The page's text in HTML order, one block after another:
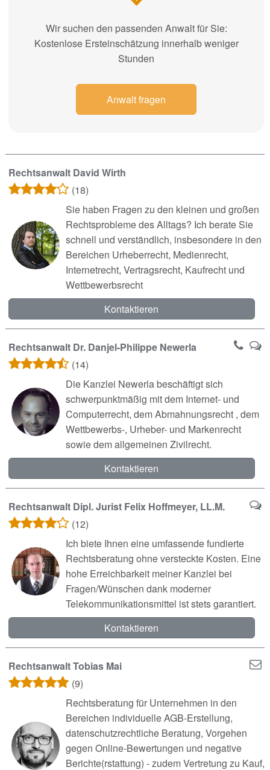
Wir suchen den passenden Anwalt für Sie:
Kostenlose Ersteinschätzung innerhalb weniger
Stunden
Anwalt fragen
Rechtsanwalt David Wirth
(18)
Sie haben Fragen zu den kleinen und großen
Rechtsprobleme des Alltags? Ich berate Sie
schnell und verständlich, insbesondere in den
Bereichen Urheberrecht, Medienrecht,
Internetrecht, Vertragsrecht, Kaufrecht und
Wettbewerbsrecht
Kontaktieren
Rechtsanwalt Dr. Danjel-Philippe Newerla
(14)
Die Kanzlei Newerla beschäftigt sich
schwerpunktmäßig mit dem Internet- und
Computerrecht, dem Abmahnungsrecht , dem
Wettbewerbs-, Urheber- und Markenrecht
sowie dem allgemeinen Zivilrecht.
Kontaktieren
Rechtsanwalt Dipl. Jurist Felix Hoffmeyer, LL.M.
(12)
Ich biete Ihnen eine umfassende fundierte
Rechtsberatung ohne versteckte Kosten. Eine
hohe Erreichbarkeit meiner Kanzlei bei
Fragen/Wünschen dank moderner
Telekommunikationsmittel ist stets garantiert.
Kontaktieren
Rechtsanwalt Tobias Mai
(9)
Rechtsberatung für Unternehmen in den
Bereichen individuelle AGB-Erstellung,
datenschutzrechtliche Beratung, Vorgehen
gegen Online-Bewertungen und negative
Berichte(rstattung) - zudem Vertretung zu Kauf,